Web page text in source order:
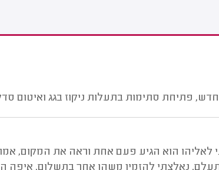
פתיחת סתימות בתעלות ניקוז בגג ואיטום
לאליהו הוא הגיע פעם אחת וראה את המקום,